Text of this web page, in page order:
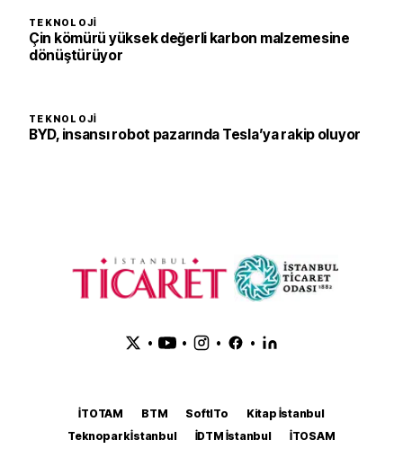
TEKNOLOJI
Çin kömürü yüksek değerli karbon malzemesine
dönüştürüyor
TEKNOLOJI
BYD, insansı robot pazarında Tesla’ya rakip oluyor
• • • •
İTOTAM BTM SoftITo
Kitap İstanbul
Teknopark İstanbul
İDTM İstanbul
İTOSAM